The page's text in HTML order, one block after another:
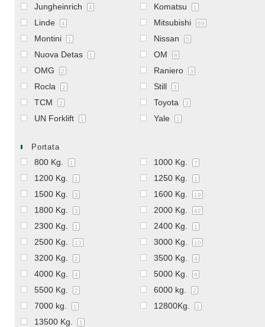
Jungheinrich 4 Komatsu 1
Linde 4 Mitsubishi 69
Montini 1 Nissan 5
Nuova Detas 1 OM 8
OMG 2 Raniero 3
Rocla 2 Still 3
TCM 2 Toyota 3
UN Forklift 1 Yale 1
Portata
800 Kg. 1 1000 Kg. 7
1200 Kg. 1 1250 Kg. 1
1500 Kg. 3 1600 Kg. 19
1800 Kg. 3 2000 Kg. 42
2300 Kg. 1 2400 Kg. 1
2500 Kg. 13 3000 Kg. 10
3200 Kg. 2 3500 Kg. 4
4000 Kg. 4 5000 Kg. 6
5500 Kg. 2 6000 kg. 2
7000 kg. 1 12800Kg. 1
13500 Kg. 1